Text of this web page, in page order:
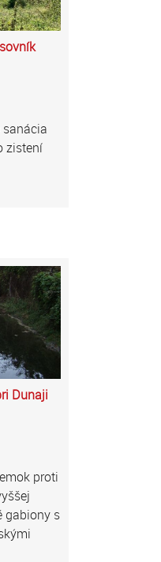
zistení
Dunaji
proti
gabiony s